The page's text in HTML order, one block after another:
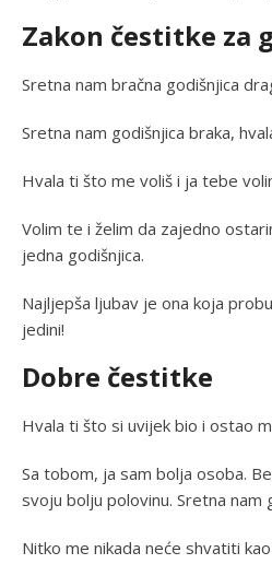
Zakon čestitke za
Sretna nam bračna godišnjica
Sretna nam godišnjica braka,
Hvala ti što me voliš i ja tebe
Volim te i želim da zajedno
jedna godišnjica.
Najljepša ljubav je ona koja
jedini!
Dobre čestitke
Hvala ti što si uvijek bio i ostao
Sa tobom, ja sam bolja osoba.
svoju bolju polovinu. Sretna nam
Nitko me nikada neće shvatiti